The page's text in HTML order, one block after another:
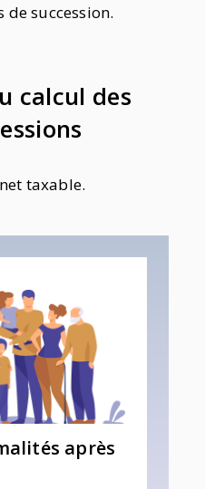
succession.
u calcul des
taxable.
après